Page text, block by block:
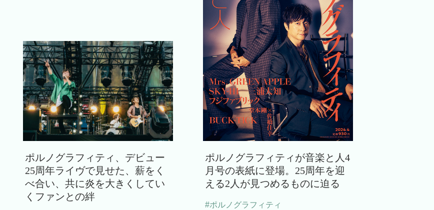
ポルノグラフィティ、デビュー
25周年ライヴで見せた、薪をく
べ合い、共に炎を大きくしてい
くファンとの絆
ポルノグラフィティが音楽と人4
月号の表紙に登場。25周年を迎
える2人が見つめるものに迫る
#ポルノグラフィティ